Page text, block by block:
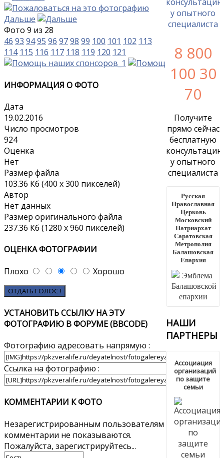
Дальше
Фото 9 из 28
46 93 9495 96 9798 99 100 101 102 113
114 115 116 117 118 119 120 121
ИНФОРМАЦИЯ О ФОТО
Дата
19.02.2016
Число просмотров
924
Оценка
Нет
Размер файла
103.36 Кб (400 x 300 пикселей)
Автор
Нет данных
Размер оригинального файла
237.36 Кб (1280 x 960 пикселей)
ОЦЕНКА ФОТОГРАФИИ
Плохо
Хорошо
УСТАНОВИТЬ ССЫЛКУ НА ЭТУ
ФОТОГРАФИЮ В ФОРУМЕ (BBCODE)
Фотографию адресовать напрямую :
Ссылка на фотографию :
КОММЕНТАРИИ К ФОТО
Незарегистрированным пользователям
комментарии не показываются.
Пожалуйста, зарегистрируйтесь...
8 800
100 30
70
Получите
прямо сейчас
бесплатную
консультацию
у опытного
специалиста
Русская
Православная
Церковь
Московский
Патриархат
Саратовская
Метрополия
Балашовская
Епархия
НАШИ
ПАРТНЕРЫ
Ассоциация
организаций
по защите
семьи